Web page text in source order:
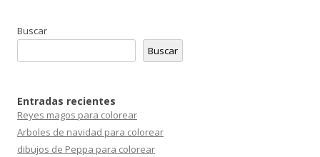
Buscar
Buscar
Entradas recientes
Reyes magos para colorear
Arboles de navidad para colorear
dibujos de Peppa para colorear